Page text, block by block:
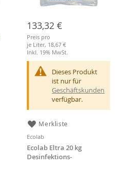
133,32 €
Preis pro
je Liter, 18,67 €
Inkl. 19% MwSt.
Dieses Produkt
ist nur für
Geschäftskunden
verfügbar.
Merkliste
Ecolab
Ecolab Eltra 20 kg
Desinfektions-